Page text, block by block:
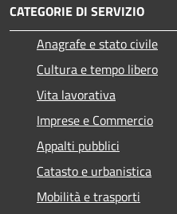
CATEGORIE DI SERVIZIO
Anagrafe e stato civile
Cultura e tempo libero
Vita lavorativa
Imprese e Commercio
Appalti pubblici
Catasto e urbanistica
Mobilità e trasporti